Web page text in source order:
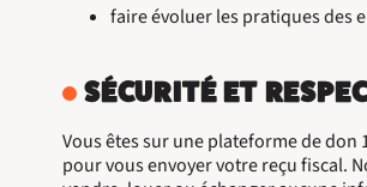
faire évoluer les pratiques des
SÉCURITÉ ET
Vous êtes sur une plateforme de don
pour vous envoyer votre reçu fiscal.